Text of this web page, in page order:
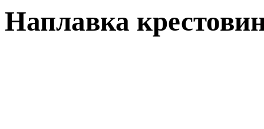
Наплавка